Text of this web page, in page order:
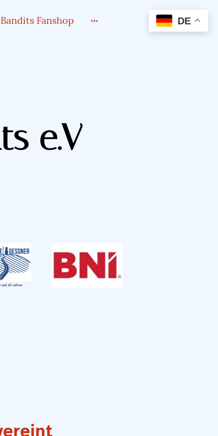
Bandits Fanshop
e.V
DE